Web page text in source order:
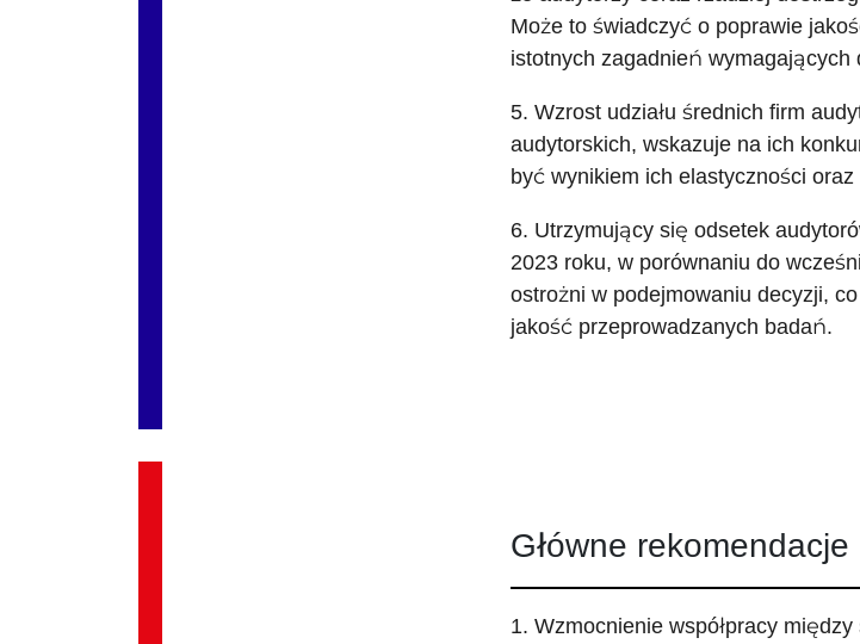
Może to świadczyć o poprawie
istotnych zagadnień
5. Wzrost udziału średnich firm
audytorskich, wskazuje na ich
być wynikiem ich elastyczności
6. Utrzymujący się odsetek
2023 roku, w porównaniu do
ostrożni w podejmowaniu decyzji,
jakość przeprowadzanych badań.
Główne rekomendacje
1. Wzmocnienie współpracy